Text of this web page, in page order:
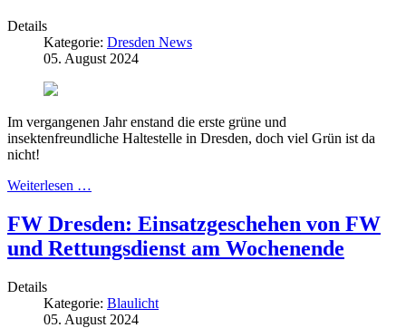
Details
Kategorie: Dresden News
05. August 2024
Im vergangenen Jahr enstand die erste grüne und
insektenfreundliche Haltestelle in Dresden, doch viel Grün ist da
nicht!
Weiterlesen …
FW Dresden: Einsatzgeschehen von FW
und Rettungsdienst am Wochenende
Details
Kategorie: Blaulicht
05. August 2024